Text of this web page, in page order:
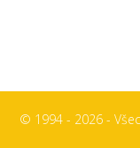
© 1994 - 2026 -